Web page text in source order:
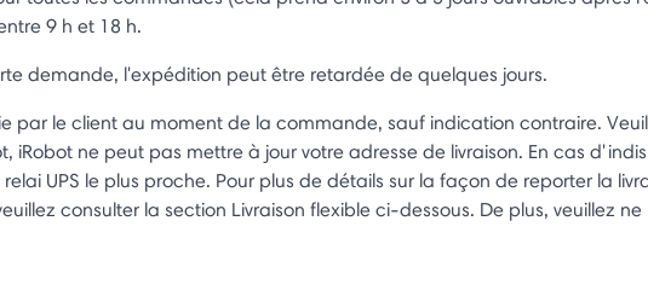
9 h et 18 h.
demande, l'expédition peut être retardée de quelques jours.
par le client au moment de la commande, sauf indication contraire.
iRobot ne peut pas mettre à jour votre adresse de livraison. En cas
UPS le plus proche. Pour plus de détails sur la façon de reporter la
consulter la section Livraison flexible ci-dessous. De plus, veuillez